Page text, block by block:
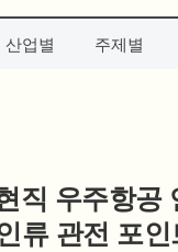
산업별 주제별
직 우주항
류 관전 포